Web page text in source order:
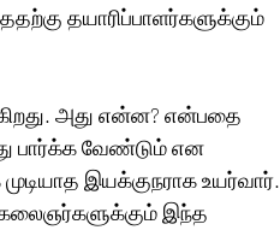
தயாரிப்பாளர்களுக்கும்
அது என்ன? என்பதை
பார்க்க வேண்டும் என
இயக்குநராக உயர்வார்.
இந்த